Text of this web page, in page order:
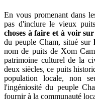
En vous promenant dans
pas d'inclure le vieux
choses à faire et à voir
du peuple Cham, situé sur
nom de puits de Xom
patrimoine culturel de la
deux siècles, ce puits
population locale, non
l'ingéniosité du peuple
fournir à la communauté